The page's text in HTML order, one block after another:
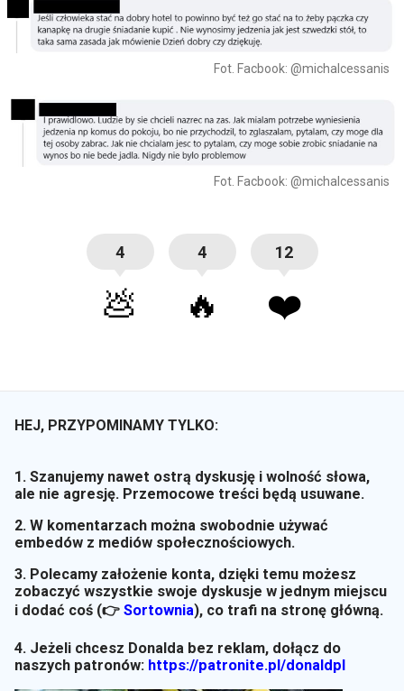
Fot. Facbook: @michalcessanis
Fot. Facbook: @michalcessanis
4
💩
4
🔥
12
❤️
HEJ, PRZYPOMINAMY TYLKO:
1. Szanujemy nawet ostrą dyskusję i wolność słowa,
ale nie agresję. Przemocowe treści będą usuwane.
2. W komentarzach można swobodnie używać
embedów z mediów społecznościowych.
3. Polecamy założenie konta, dzięki temu możesz
zobaczyć wszystkie swoje dyskusje w jednym miejscu
i dodać coś (👉 Sortownia), co trafi na stronę główną.
4. Jeżeli chcesz Donalda bez reklam, dołącz do
naszych patronów: https://patronite.pl/donaldpl